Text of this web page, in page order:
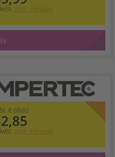
zzgl. Versand
€ 69,62
zzgl. Versand